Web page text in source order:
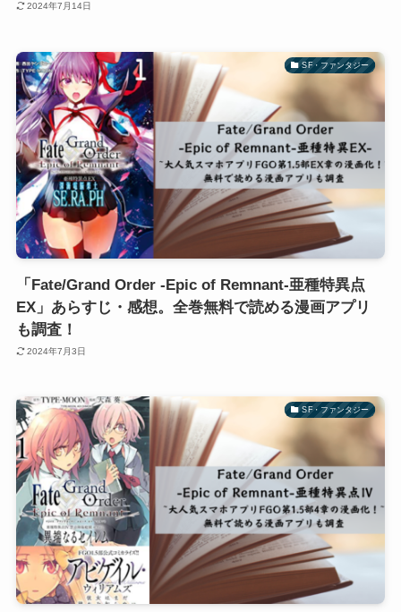
2024年7月14日
SF・ファンタジー
「Fate/Grand Order -Epic of Remnant-亜種特異点
EX」あらすじ・感想。全巻無料で読める漫画アプリ
も調査！
2024年7月3日
SF・ファンタジー